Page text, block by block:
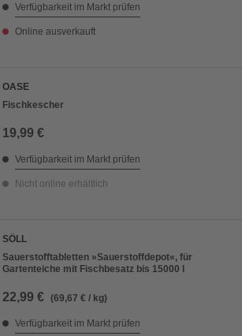
Verfügbarkeit im Markt prüfen
Online ausverkauft
OASE
Fischkescher
19,99 €
Verfügbarkeit im Markt prüfen
Nicht online erhältlich
SÖLL
Sauerstofftabletten »Sauerstoffdepot«, für
Gartenteiche mit Fischbesatz bis 15000 l
22,99 € (69,67 € / kg)
Verfügbarkeit im Markt prüfen